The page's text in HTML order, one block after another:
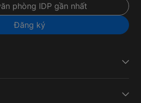
phòng IDP gần nhất
Đăng ký